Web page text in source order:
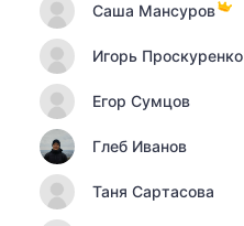
Саша Мансуров
Игорь Проскуренко
Егор Сумцов
Глеб Иванов
Таня Сартасова